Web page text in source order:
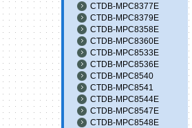
CTDB-MPC8377E
CTDB-MPC8379E
CTDB-MPC8358E
CTDB-MPC8360E
CTDB-MPC8533E
CTDB-MPC8536E
CTDB-MPC8540
CTDB-MPC8541
CTDB-MPC8544E
CTDB-MPC8547E
CTDB-MPC8548E